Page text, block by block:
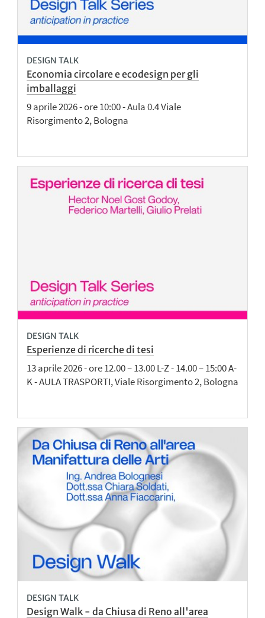
DESIGN TALK
Economia circolare e ecodesign per gli
imballaggi
9 aprile 2026 - ore 10:00 - Aula 0.4 Viale
Risorgimento 2, Bologna
DESIGN TALK
Esperienze di ricerche di tesi
13 aprile 2026 - ore 12.00 – 13.00 L-Z - 14.00 – 15:00 A-
K - AULA TRASPORTI, Viale Risorgimento 2, Bologna
DESIGN TALK
Design Walk - da Chiusa di Reno all'area